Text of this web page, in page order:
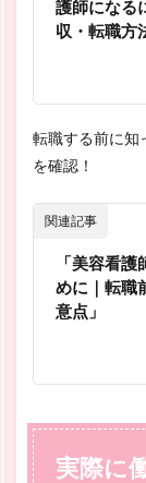
護師になる
収・転職方
転職する前に知
を確認！
関連記事
「美容看
めに｜転職
意点」
実際に